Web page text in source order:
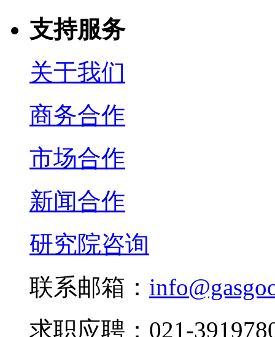
支持服务
关于我们
商务合作
市场合作
新闻合作
研究院咨询
联系邮箱：
求职应聘：021-